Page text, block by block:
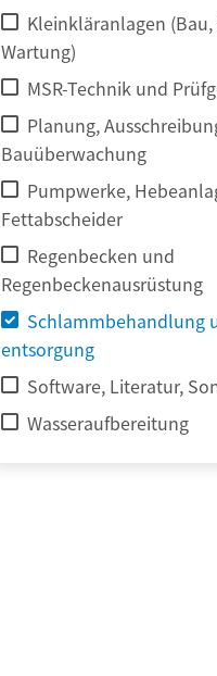
Kleinkläranlagen
Wartung)
MSR-Technik und
Planung,
Bauüberwachung
Pumpwerke,
Fettabscheider
Regenbecken und
Regenbeckenausrüstung
Schlammbehandlung
entsorgung
Software, Literatur,
Wasseraufbereitung